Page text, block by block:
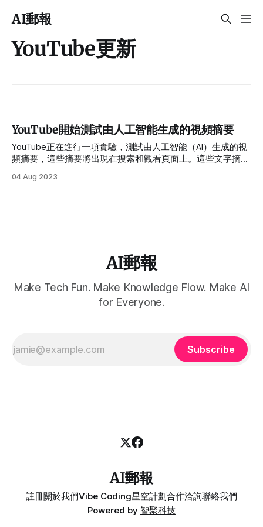
AI郵報
YouTube更新
YouTube開始測試由人工智能生成的視頻摘要
YouTube正在進行一項實驗，測試由人工智能（AI）生成的視
頻摘要，這些摘要將出現在搜索和觀看頁面上。這些文字摘要
觀看。然而，YouTube強調，這些摘要並不會取代創作者自己
04 Aug 2023
AI郵報
Make Tech Fun. Make Knowledge Flow. Make AI
for Everyone.
Subscribe
AI郵報
註冊關於我們Vibe Coding星空計劃合作洽詢聯絡我們
Powered by 智聚科技